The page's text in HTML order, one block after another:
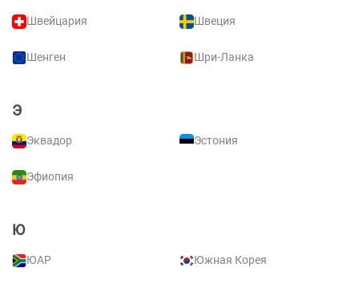
Швейцария Швеция
Шенген Шри-Ланка
Э
Эквадор Эстония
Эфиопия
Ю
ЮАР Южная Корея